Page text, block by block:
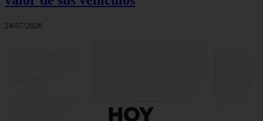
24/07/2026